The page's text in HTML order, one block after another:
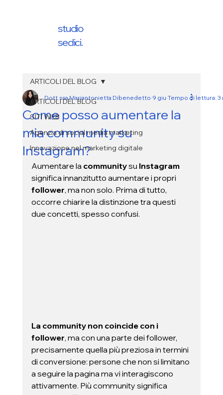
studio
sedici.
ARTICOLI DEL BLOG
SITI WEB
Agenzia di social media marketing
Innovazione nel marketing digitale
ARTICOLI DEL BLOG
Come posso aumentare la
mia community su
Instagram?
Dott.ssa Mariantonietta Dibenedetto 9 giu Tempo di lettura: 3
Aumentare la community su Instagram
significa innanzitutto aumentare i propri
follower, ma non solo. Prima di tutto,
occorre chiarire la distinzione tra questi
due concetti, spesso confusi.
La community non coincide con i
follower, ma con una parte dei follower,
precisamente quella più preziosa in termini
di conversione: persone che non si limitano
a seguire la pagina ma vi interagiscono
attivamente. Più community significa